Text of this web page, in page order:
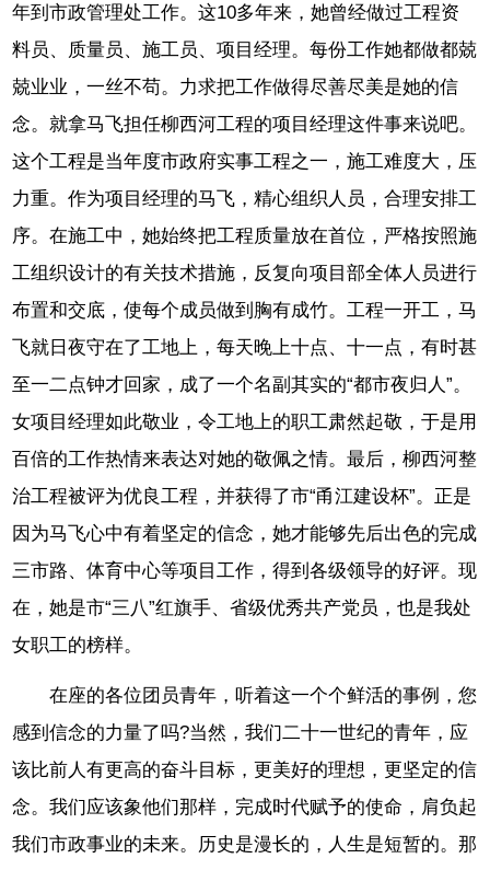
年到市政管理处工作。这10多年来，她曾经做过工程资
料员、质量员、施工员、项目经理。每份工作她都做都兢
兢业业，一丝不苟。力求把工作做得尽善尽美是她的信
念。就拿马飞担任柳西河工程的项目经理这件事来说吧。
这个工程是当年度市政府实事工程之一，施工难度大，压
力重。作为项目经理的马飞，精心组织人员，合理安排工
序。在施工中，她始终把工程质量放在首位，严格按照施
工组织设计的有关技术措施，反复向项目部全体人员进行
布置和交底，使每个成员做到胸有成竹。工程一开工，马
飞就日夜守在了工地上，每天晚上十点、十一点，有时甚
至一二点钟才回家，成了一个名副其实的“都市夜归人”。
女项目经理如此敬业，令工地上的职工肃然起敬，于是用
百倍的工作热情来表达对她的敬佩之情。最后，柳西河整
治工程被评为优良工程，并获得了市“甬江建设杯”。正是
因为马飞心中有着坚定的信念，她才能够先后出色的完成
三市路、体育中心等项目工作，得到各级领导的好评。现
在，她是市“三八”红旗手、省级优秀共产党员，也是我处
女职工的榜样。
在座的各位团员青年，听着这一个个鲜活的事例，您
感到信念的力量了吗?当然，我们二十一世纪的青年，应
该比前人有更高的奋斗目标，更美好的理想，更坚定的信
念。我们应该象他们那样，完成时代赋予的使命，肩负起
我们市政事业的未来。历史是漫长的，人生是短暂的。那